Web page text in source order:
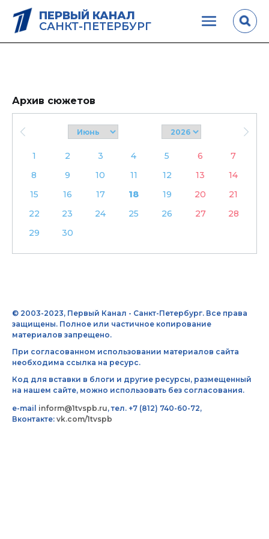
ПЕРВЫЙ КАНАЛ
САНКТ-ПЕТЕРБУРГ
Архив сюжетов
1 2 3 4 5 6
7
8
9 10 11 12 13
14
15
16 17 18 19 20
21
22
23 24 25 26 27
28
29
30
© 2003-2023, Первый Канал - Санкт-Петербург. Все права
защищены. Полное или частичное копирование
материалов запрещено.
При согласованном использовании материалов сайта
необходима ссылка на ресурс.
Код для вставки в блоги и другие ресурсы, размещенный
на нашем сайте, можно использовать без согласования.
e-mail inform@1tvspb.ru, тел. +7 (812) 740-60-72,
Вконтакте: vk.com/1tvspb